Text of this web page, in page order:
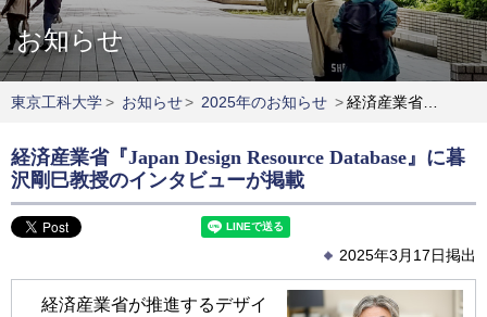
お知らせ
東京工科大学> お知らせ> 2025年のお知らせ >経済産業省『Japan Design Resource Database』に暮沢剛巳教授のインタビューが掲載
経済産業省『Japan Design Resource Database』に暮
沢剛巳教授のインタビューが掲載
2025年3月17日掲出
経済産業省が推進するデザイ